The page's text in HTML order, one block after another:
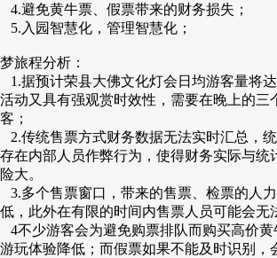
4.避免黄牛票、假票带来的财务损失；
5.入园智慧化，管理智慧化；
梦旅程分析：
1.据预计荣县大佛文化灯会日均游客量将
活动又具有强观赏时效性，需要在晚上的三
客；
2.传统售票方式财务数据无法实时汇总，
存在内部人员作弊行为，使得财务实际与统
险大。
3.多个售票窗口，带来的售票、检票的人
低，此外在有限的时间内售票人员可能会无
4不少游客会为避免购票排队而购买高价
游玩体验降低；而假票如果不能及时识别，